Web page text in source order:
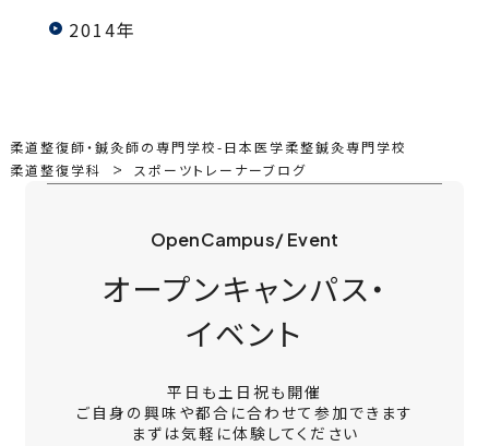
2014年
柔道整復師・鍼灸師の専門学校-日本医学柔整鍼灸専門学校
柔道整復学科
スポーツトレーナーブログ
OpenCampus/ Event
オープンキャンパス・
イベント
平日も土日祝も開催
ご自身の興味や都合に合わせて参加できます
まずは気軽に体験してください